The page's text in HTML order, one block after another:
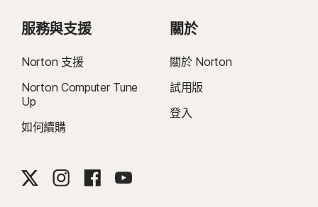
服務與支援
Norton 支援
Norton Computer Tune
Up
如何續購
關於
關於 Norton
試用版
登入